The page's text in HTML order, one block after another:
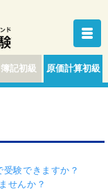
簿記初級 原価計算初級
験できますか？
せんか？